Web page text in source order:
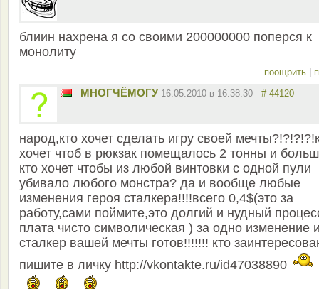
блиин нахрена я со своими 200000000 поперся к
монолиту
поощрить
МНОГЧЁМОГУ 16.05.2010 в 16:38:30 # 44120
народ,кто хочет сделать игру своей
хочет чтоб в рюкзак помещалось 2 тонны и
кто хочет чтобы из любой винтовки с одной пули
убивало любого монстра? да и вообще любые
изменения героя сталкера!!!!всего 0,4$(это за
работу,сами поймите,это долгий и нудный
плата чисто символическая ) за одно изменение
сталкер вашей мечты готов!!!!!!! кто
пишите в личку http://vkontakte.ru/id47038890